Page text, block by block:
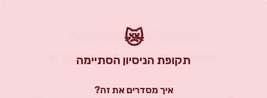
😿
תקופת הניסיון הסתיימה
איך מסדרים את זה?
נתנאל גבריאל נהרי
בעלים של חברת שיווק גלידה בע\"מ